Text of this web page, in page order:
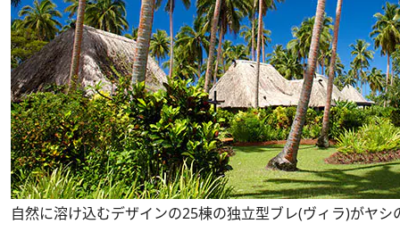
自然に溶け込むデザインの25棟の独立型ブレ(ヴィラ)がヤシ